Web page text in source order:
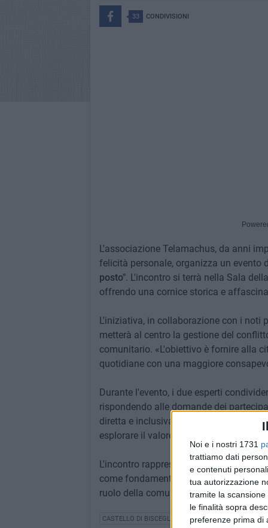
Noi e i nostri 1731
trattiamo dati
e contenuti
tua autorizzazione
tramite la
le finalità sopra
preferenze prima di
33 CONDIVISIONI
L'associazione Telamachus, da anni
felicità personale, organizza un evento
posto". L'incontro si terrà nella Sala
offrendo una cornice storica e
L'iniziativa, in collaborazione con i noti
metterà al centro la gestione del
comunitario. «L'obiettivo è fornire alla
quotidiane con una maggiore
Durante l'evento, i due esperti
rispondendo alle domande dei
diretta e inclusiva. Il programma
esplorare il valore della connessione
L'incontro rappresenta un'opportunità
come fondamento per la costruzione di
ruolo della comunità nel promuovere il
CASTELLO DI BISCEGLIE